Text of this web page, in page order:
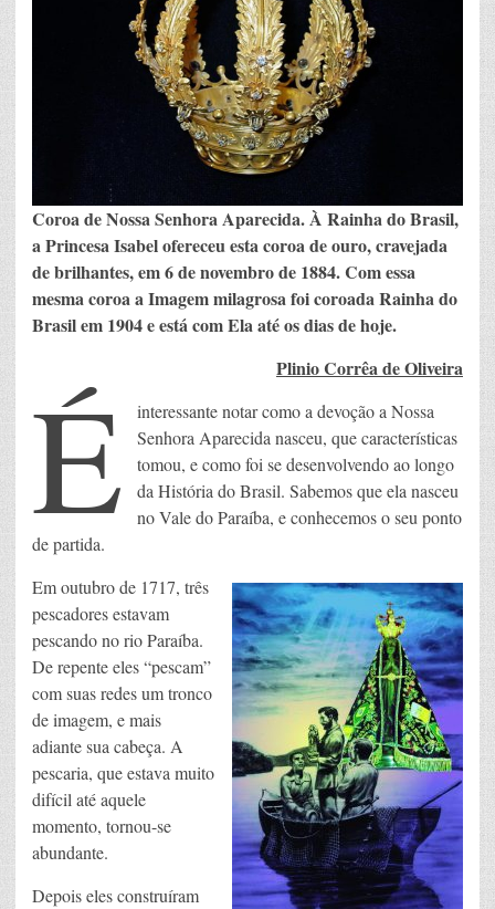
Coroa de Nossa Senhora Aparecida. À Rainha do Brasil,
a Princesa Isabel ofereceu esta coroa de ouro, cravejada
de brilhantes, em 6 de novembro de 1884. Com essa
mesma coroa a Imagem milagrosa foi coroada Rainha do
Brasil em 1904 e está com Ela até os dias de hoje.
Plinio Corrêa de Oliveira
É
interessante notar como a devoção a Nossa
Senhora Aparecida nasceu, que características
tomou, e como foi se desenvolvendo ao longo
da História do Brasil. Sabemos que ela nasceu
no Vale do Paraíba, e conhecemos o seu ponto
de partida.
Em outubro de 1717, três
pescadores estavam
pescando no rio Paraíba.
De repente eles “pescam”
com suas redes um tronco
de imagem, e mais
adiante sua cabeça. A
pescaria, que estava muito
difícil até aquele
momento, tornou-se
abundante.
Depois eles construíram